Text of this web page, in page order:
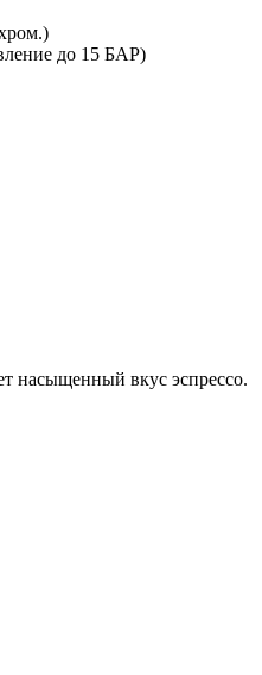
до 15 БАР)
насыщенный вкус эспрессо.